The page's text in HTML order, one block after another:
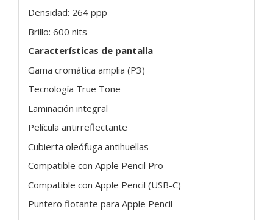
Densidad: 264 ppp
Brillo: 600 nits
Características de pantalla
Gama cromática amplia (P3)
Tecnología True Tone
Laminación integral
Película antirreflectante
Cubierta oleófuga antihuellas
Compatible con Apple Pencil Pro
Compatible con Apple Pencil (USB-C)
Puntero flotante para Apple Pencil